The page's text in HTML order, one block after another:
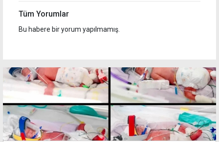
Tüm Yorumlar
Bu habere bir yorum yapılmamış.